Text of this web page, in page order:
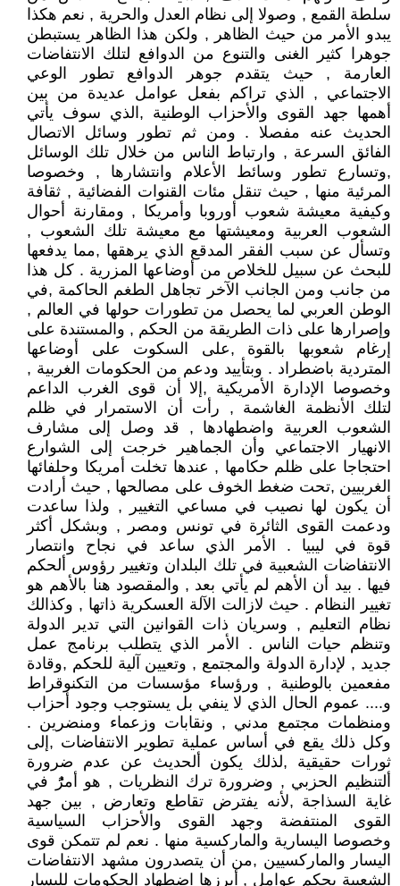
سلطة القمع , وصولا إلى نظام العدل والحرية , نعم هكذا
يبدو الأمر من حيث الظاهر , ولكن هذا الظاهر يستبطن
جوهرا كثير الغنى والتنوع من الدوافع لتلك الانتفاضات
العارمة , حيث يتقدم جوهر الدوافع تطور الوعي
الاجتماعي , الذي تراكم بفعل عوامل عديدة من بين
أهمها جهد القوى والأحزاب الوطنية ,الذي سوف يأتي
الحديث عنه مفصلا . ومن ثم تطور وسائل الاتصال
الفائق السرعة , وارتباط الناس من خلال تلك الوسائل
,وتسارع تطور وسائط الأعلام وانتشارها , وخصوصا
المرئية منها , حيث تنقل مئات القنوات الفضائية , ثقافة
وكيفية معيشة شعوب أوروبا وأمريكا , ومقارنة أحوال
الشعوب العربية ومعيشتها مع معيشة تلك الشعوب ,
وتسأل عن سبب الفقر المدقع الذي يرهقها ,مما يدفعها
للبحث عن سبيل للخلاص من أوضاعها المزرية . كل هذا
من جانب ومن الجانب الآخر تجاهل الطغم الحاكمة ,في
الوطن العربي لما يحصل من تطورات حولها في العالم ,
وإصرارها على ذات الطريقة من الحكم , والمستندة على
إرغام شعوبها بالقوة ,على السكوت على أوضاعها
المتردية باضطراد . وبتأييد ودعم من الحكومات الغربية ,
وخصوصا الإدارة الأمريكية ,إلا أن قوى الغرب الداعم
لتلك الأنظمة الغاشمة , رأت أن الاستمرار في ظلم
الشعوب العربية واضطهادها , قد وصل إلى مشارف
الانهيار الاجتماعي وأن الجماهير خرجت إلى الشوارع
احتجاجا على ظلم حكامها , عندها تخلت أمريكا وحلفائها
الغربيين ,تحت ضغط الخوف على مصالحها , حيث أرادت
أن يكون لها نصيب في مساعي التغيير , ولذا ساعدت
ودعمت القوى الثائرة في تونس ومصر , وبشكل أكثر
قوة في ليبيا . الأمر الذي ساعد في نجاح وانتصار
الانتفاضات الشعبية في تلك البلدان وتغيير رؤوس ألحكم
فيها . بيد أن الأهم لم يأتي بعد , والمقصود هنا بالأهم هو
تغيير النظام . حيث لازالت الآلة العسكرية ذاتها , وكذالك
نظام التعليم , وسريان ذات القوانين التي تدير الدولة
وتنظم حيات الناس . الأمر الذي يتطلب برنامج عمل
جديد , لإدارة الدولة والمجتمع , وتعيين آلية للحكم ,وقادة
مفعمين بالوطنية , ورؤساء مؤسسات من التكنوقراط
و.... عموم الحال الذي لا ينفي بل يستوجب وجود أحزاب
ومنظمات مجتمع مدني , ونقابات وزعماء ومنضرين .
وكل ذلك يقع في أساس عملية تطوير الانتفاضات ,إلى
ثورات حقيقية ,لذلك يكون ألحديث عن عدم ضرورة
ألتنظيم الحزبي , وضرورة ترك النظريات , هو أمرًََُ في
غاية السذاجة ,لأنه يفترض تقاطع وتعارض , بين جهد
القوى المنتفضة وجهد القوى والأحزاب السياسية
وخصوصا اليسارية والماركسية منها . نعم لم تتمكن قوى
اليسار والماركسيين ,من أن يتصدرون مشهد الانتفاضات
الشعبية بحكم عوامل , أبرزها اضطهاد الحكومات لليسار